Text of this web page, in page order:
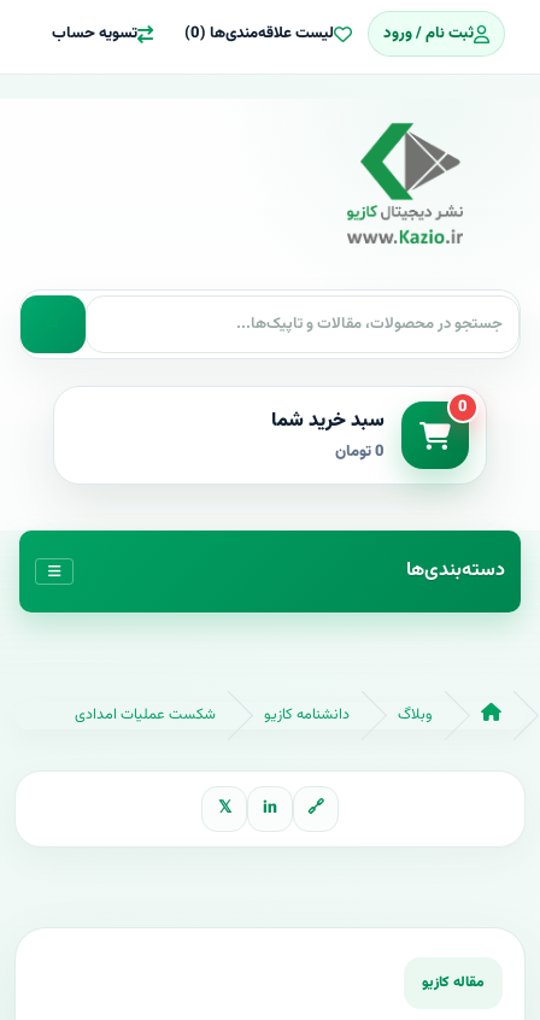
ثبت نام / ورود لیست علاقه‌مندی‌ها (0) تسویه حساب
0 سبد خرید شما
0 تومان
دسته‌بندی‌ها
وبلاگ دانشنامه کازیو شکست عملیات امدادی
🔗
in
𝕏